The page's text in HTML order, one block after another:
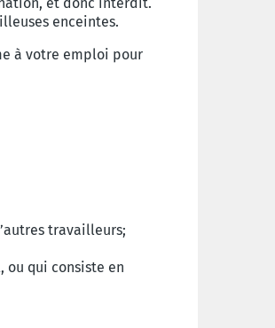
et donc interdit.
enceintes.
à votre emploi pour
travailleurs;
qui consiste en